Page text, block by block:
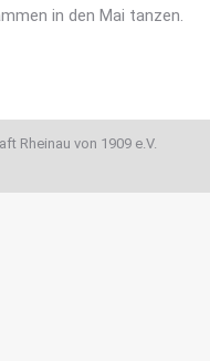
in den Mai tanzen.
Rheinau von 1909 e.V.